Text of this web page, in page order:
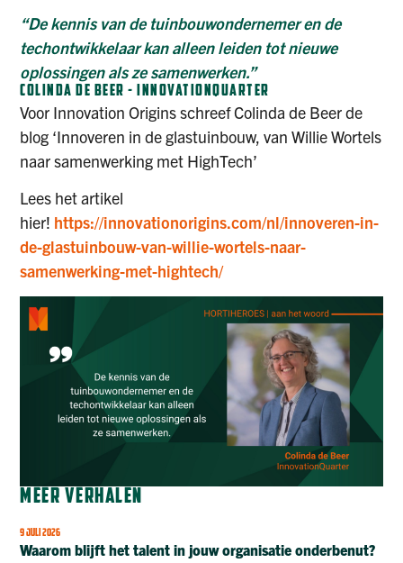
“De kennis van de tuinbouwondernemer en de
techontwikkelaar kan alleen leiden tot nieuwe
oplossingen als ze samenwerken.”
COLINDA DE BEER - INNOVATIONQUARTER
Voor Innovation Origins schreef Colinda de Beer de
blog ‘Innoveren in de glastuinbouw, van Willie Wortels
naar samenwerking met HighTech’
Lees het artikel
hier! https://innovationorigins.com/nl/innoveren-in-
de-glastuinbouw-van-willie-wortels-naar-
samenwerking-met-hightech/
MEER VERHALEN
9 JULI 2026
Waarom blijft het talent in jouw organisatie onderbenut?